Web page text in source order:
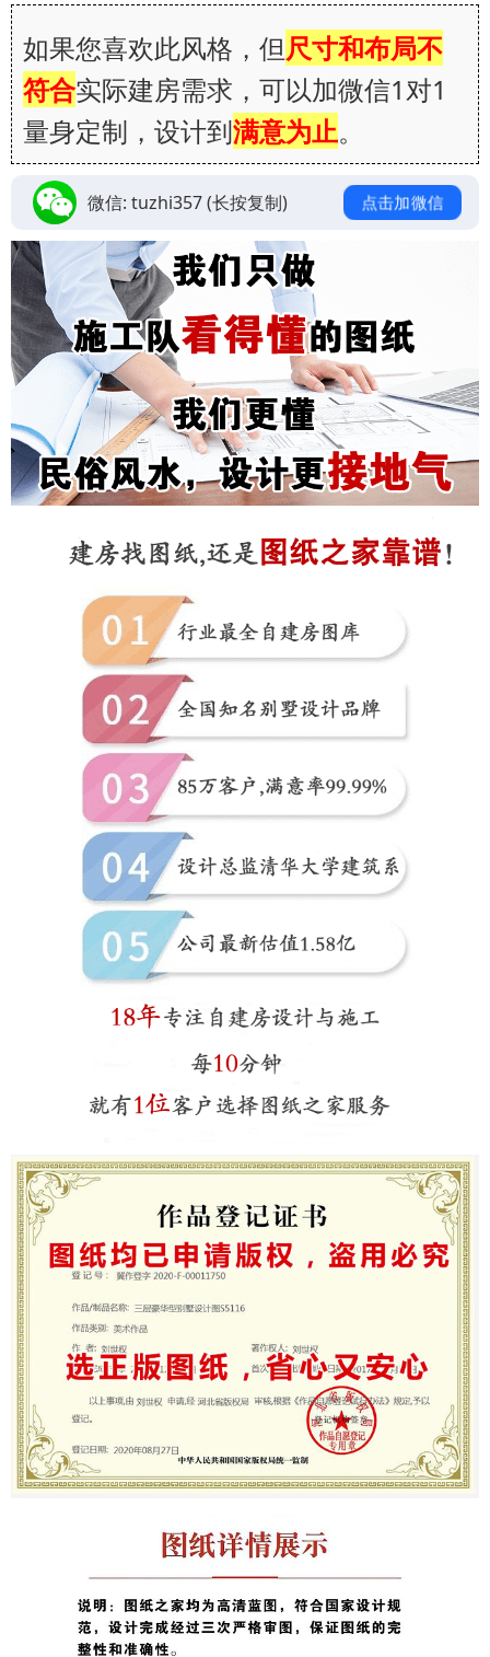
如果您喜欢此风格，但尺寸和布局不
符合实际建房需求，可以加微信1对1
量身定制，设计到满意为止。
微信: tuzhi357(长按复制) 点击加微信